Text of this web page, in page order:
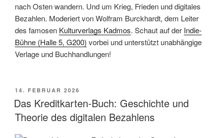
nach Osten wandern. Und um Krieg, Frieden und digitales
Bezahlen. Moderiert von Wolfram Burckhardt, dem Leiter
des famosen Kulturverlags Kadmos. Schaut auf der Indie-
Bühne (Halle 5, G200) vorbei und unterstützt unabhängige
Verlage und Buchhandlungen!
VERÖFFENTLICHT
AM
14. FEBRUAR 2026
Das Kreditkarten-Buch: Geschichte und
Theorie des digitalen Bezahlens